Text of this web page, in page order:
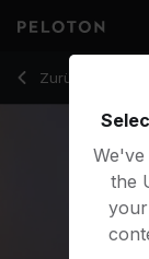
Zurück zu
Zurück
10 Min Lower
the